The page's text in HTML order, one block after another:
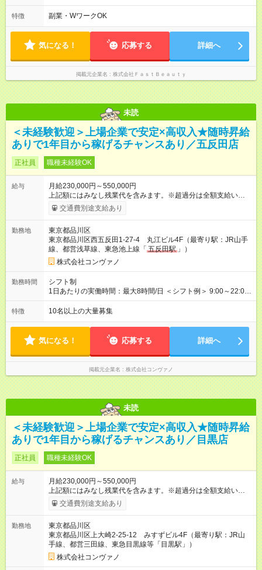
フト制
特徴 副業・WワークOK
気になる！ 応募する 詳細へ
掲載元企業名 株式会社ＦａｓｔＢｅａｕｔｙ
未読
＜未経験歓迎＞上場企業で安定×高収入★随時昇給
ありで1年目から稼げるチャンスあり／五反田店
正社員 職種未経験OK
給与
月給230,000円～550,000円
上記額にはみなし残業代を含みます。※超過分は全額支給いたし
ます。 みなし残業代 8,940円／月 みなし残業時間 5.5時間／月
上記には、月5.5時間分のみなし残業代(8，940円)を含む。超過
円～ （期間中は契約社員） ※社内基準を満たした場合は、その
後正規登用可 【年収例】 ◆エリアマネージャー 月給25万円＋役
職手当3万円＋インセン14万5，781円＝42万5，781円 ◆店長
月給 25万円＋役職手当1万円＋インセン8万2，547円＝34万2，
547円 ◆社員(役職なし) 月給23万円＋インセン1万4701円＝24
万4，701円 ＜別途支給手当＞ ・インセンティブ：月10万円以
上も可能！ ・賞与：年2回(6月/12月)※業績による ・交通費：月
たり) ・回数：随時 ・反映時期：次月の給与から ・評価手法：
社内評価に基づく ※あなたの頑張りをしっかり評価します！で
きることが増えるほどお給料に反映される環境です。 【試用期
間】試用期間あり 試用期間の長さ：6ヶ月 ※ 雇用形態と給与
に、本採用時と異なる部分があります。 雇用形態：中途採用
（契約社員） 給与：月給 220,000円以上 上記額にはみなし残業
代 8,552円／月 みなし残業時間 5.5時間／月
交通費別途支給あり
勤務地
東京都品川区
東京都品川区西五反田1-27-4 丸江ビル4F（最寄り駅：JR山手
線、都営浅草線、東急池上線「 五反田駅 」）
株式会社コンヴァノ
勤務時間
シフト制
1日あたりの実働時間：最大8時間/日 ＜シフト例＞ 9:00～22:00
でのシフト制（実働8時間／休憩60分） ※残業時間は月平均で
10時間程度 ※営業時間は【平日】11：00～22：00、【土日祝】
ます。
特徴 10名以上の大量募集
気になる！ 応募する 詳細へ
掲載元企業名 株式会社コンヴァノ
未読
＜未経験歓迎＞上場企業で安定×高収入★随時昇給
ありで1年目から稼げるチャンスあり／目黒店
正社員 職種未経験OK
給与
月給230,000円～550,000円
上記額にはみなし残業代を含みます。※超過分は全額支給いたし
ます。 みなし残業代 8,940円／月 みなし残業時間 5.5時間／月
上記には、月5.5時間分のみなし残業代(8，940円)を含む。超過
円～ （期間中は契約社員） ※社内基準を満たした場合は、その
後正規登用可 【年収例】 ◆エリアマネージャー 月給25万円＋役
職手当3万円＋インセン14万5，781円＝42万5，781円 ◆店長
月給 25万円＋役職手当1万円＋インセン8万2，547円＝34万2，
547円 ◆社員(役職なし) 月給23万円＋インセン1万4701円＝24
交通費別途支給あり
勤務地
東京都品川区
東京都品川区上大崎2-25-12 みすずビル4F（最寄り駅：JR山
手線、都営三田線、東急目黒線等「目黒駅」）
株式会社コンヴァノ